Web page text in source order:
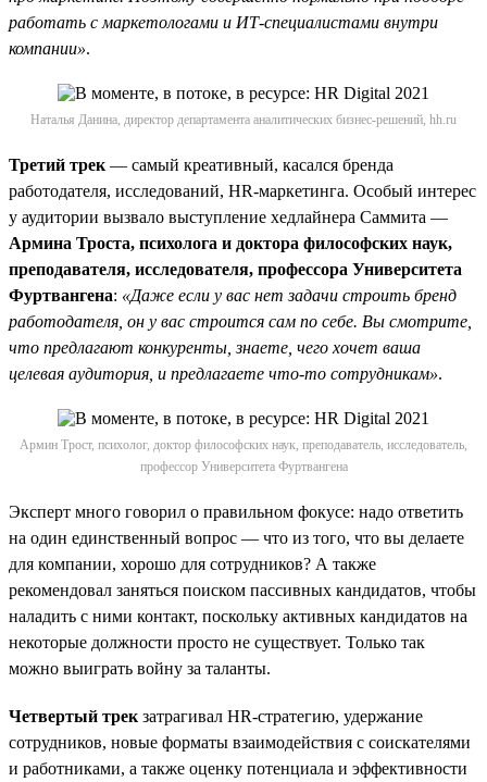
работать с маркетологами и ИТ-специалистами внутри
компании».
Наталья Данина, директор департамента аналитических бизнес-решений, hh.ru
Третий трек — самый креативный, касался бренда
работодателя, исследований, HR-маркетинга. Особый интерес
у аудитории вызвало выступление хедлайнера Саммита —
Армина Троста, психолога и доктора философских наук,
преподавателя, исследователя, профессора Университета
Фуртвангена: «Даже если у вас нет задачи строить бренд
работодателя, он у вас строится сам по себе. Вы смотрите,
что предлагают конкуренты, знаете, чего хочет ваша
целевая аудитория, и предлагаете что-то сотрудникам».
Армин Трост, психолог, доктор философских наук, преподаватель, исследователь,
профессор Университета Фуртвангена
Эксперт много говорил о правильном фокусе: надо ответить
на один единственный вопрос — что из того, что вы делаете
для компании, хорошо для сотрудников? А также
рекомендовал заняться поиском пассивных кандидатов, чтобы
наладить с ними контакт, поскольку активных кандидатов на
некоторые должности просто не существует. Только так
можно выиграть войну за таланты.
Четвертый трек затрагивал HR-стратегию, удержание
сотрудников, новые форматы взаимодействия с соискателями
и работниками, а также оценку потенциала и эффективности